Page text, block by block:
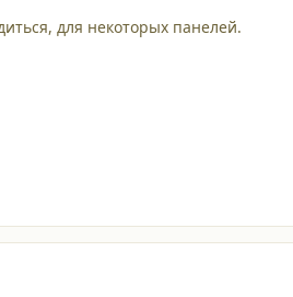
для некоторых панелей.